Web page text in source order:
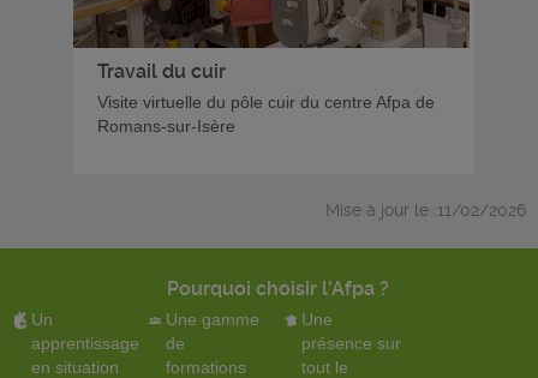
Travail du cuir
Visite virtuelle du pôle cuir du centre Afpa de
Romans-sur-Isère
Mise à jour le :11/02/2026
Pourquoi choisir l'Afpa ?
Un
apprentissage
en situation
Une gamme
de
formations
Une
présence sur
tout le